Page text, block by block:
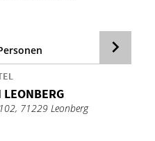
71229 Leonberg